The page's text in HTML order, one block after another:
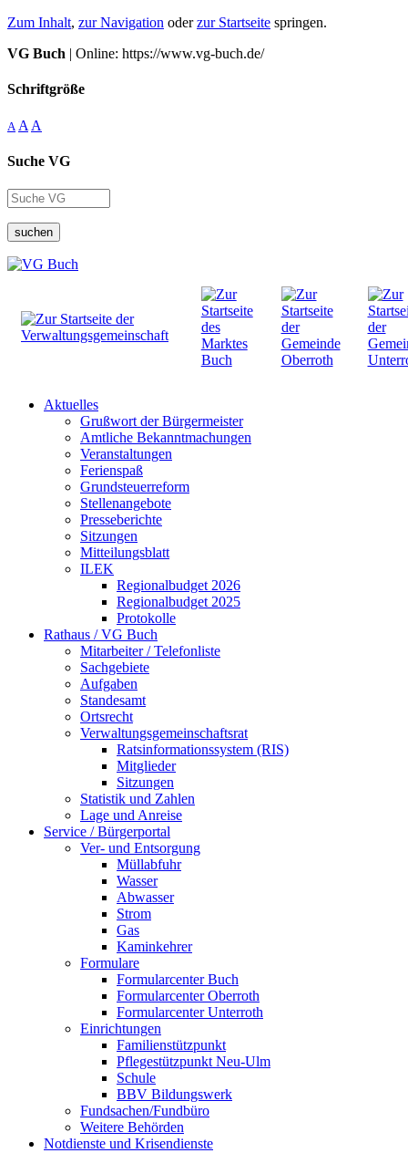
Zum Inhalt, zur Navigation oderzur Startseite springen.
VG Buch | Online: https://www.vg-buch.de/
Schriftgröße
A A A
Suche VG
suchen
Aktuelles
Grußwort der Bürgermeister
Amtliche Bekanntmachungen
Veranstaltungen
Ferienspaß
Grundsteuerreform
Stellenangebote
Presseberichte
Sitzungen
Mitteilungsblatt
ILEK
Regionalbudget 2026
Regionalbudget 2025
Protokolle
Rathaus / VG Buch
Mitarbeiter / Telefonliste
Sachgebiete
Aufgaben
Standesamt
Ortsrecht
Verwaltungsgemeinschaftsrat
Ratsinformationssystem (RIS)
Mitglieder
Sitzungen
Statistik und Zahlen
Lage und Anreise
Service / Bürgerportal
Ver- und Entsorgung
Müllabfuhr
Wasser
Abwasser
Strom
Gas
Kaminkehrer
Formulare
Formularcenter Buch
Formularcenter Oberroth
Formularcenter Unterroth
Einrichtungen
Familienstützpunkt
Pflegestützpunkt Neu-Ulm
Schule
BBV Bildungswerk
Fundsachen/Fundbüro
Weitere Behörden
Notdienste und Krisendienste